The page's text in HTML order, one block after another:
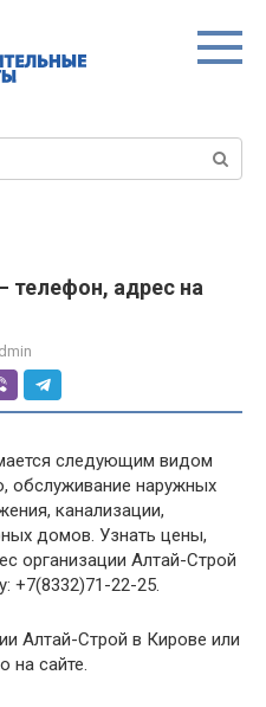
телефон, адрес на
следующим видом
обслуживание наружных
канализации,
домов. Узнать цены,
организации Алтай-Строй
+7(8332)71-22-25.
Алтай-Строй в Кирове или
на сайте.